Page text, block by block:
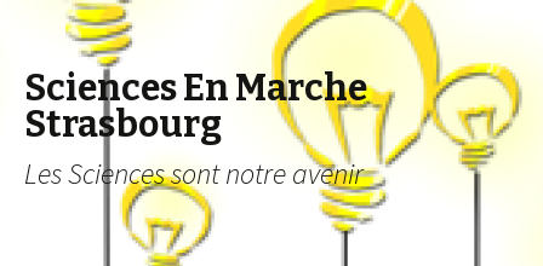
Sciences En Marche
Strasbourg
Les Sciences sont notre avenir